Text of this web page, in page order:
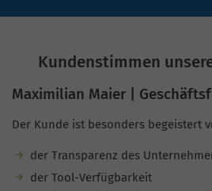
Kundenstimmen
Maximilian Maier |
Der Kunde ist besonders begeistert
der Transparenz des
der Tool-Verfügbarkeit